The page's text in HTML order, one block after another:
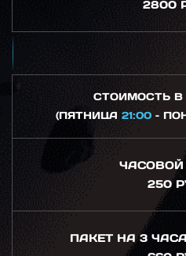
2800
СТОИМОСТЬ
(ПЯТНИЦА 21:00–
250
ПАКЕТ НА 3 ЧАСА